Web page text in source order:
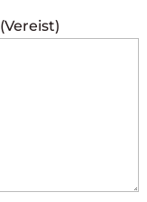
(Vereist)